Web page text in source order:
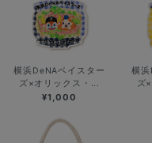
横浜DeNAベイスター
ズ×オリックス・...
¥1,000
横浜
ズ